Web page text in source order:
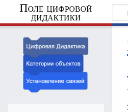
Поле цифровой
дидактики